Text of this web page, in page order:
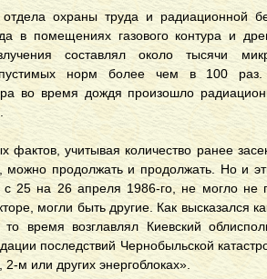
охраны труда и радиационной
в помещениях газового контура и
составлял около тысячи
норм более чем в 100 раз.
во время дождя произошло
фактов, учитывая количество ранее
продолжать и продолжать. Но и
25 на 26 апреля 1986-го, не могло не
могли быть другие. Как высказался
время возглавлял Киевский
последствий Чернобыльской
м или других энергоблоках».